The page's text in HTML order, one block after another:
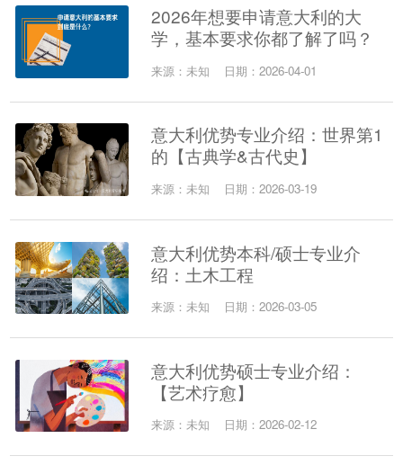
2026年想要申请意大利的大
学，基本要求你都了解了吗？
来源：未知 日期：2026-04-01
意大利优势专业介绍：世界第1
的【古典学&古代史】
来源：未知 日期：2026-03-19
意大利优势本科/硕士专业介
绍：土木工程
来源：未知 日期：2026-03-05
意大利优势硕士专业介绍：
【艺术疗愈】
来源：未知 日期：2026-02-12